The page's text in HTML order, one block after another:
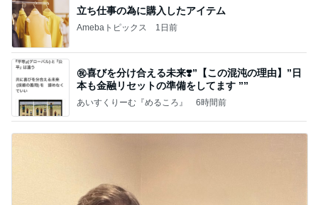
立ち仕事の為に購入したアイテム
Amebaトピックス 1日前
㊗️喜びを分け合える未来❣️”【この混沌の理由】”⽇
本も⾦融リセットの準備をしてます ””
あいすくりーむ『めるころ』 6時間前